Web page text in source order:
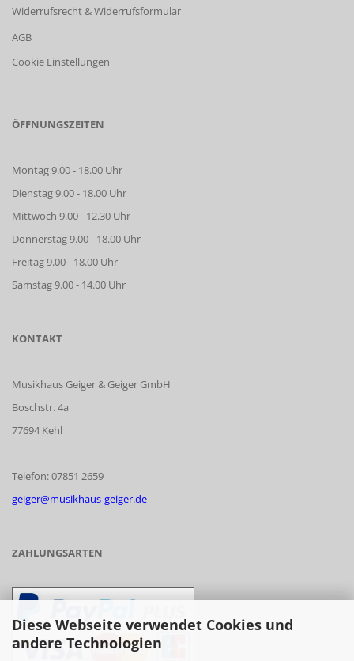
Diese Webseite verwendet Cookies und
andere Technologien
Widerrufsrecht & Widerrufsformular
AGB
Cookie Einstellungen
ÖFFNUNGSZEITEN
Montag 9.00 - 18.00 Uhr
Dienstag 9.00 - 18.00 Uhr
Mittwoch 9.00 - 12.30 Uhr
Donnerstag 9.00 - 18.00 Uhr
Freitag 9.00 - 18.00 Uhr
Samstag 9.00 - 14.00 Uhr
KONTAKT
Musikhaus Geiger & Geiger GmbH
Boschstr. 4a
77694 Kehl
Telefon: 07851 2659
geiger@musikhaus-geiger.de
ZAHLUNGSARTEN